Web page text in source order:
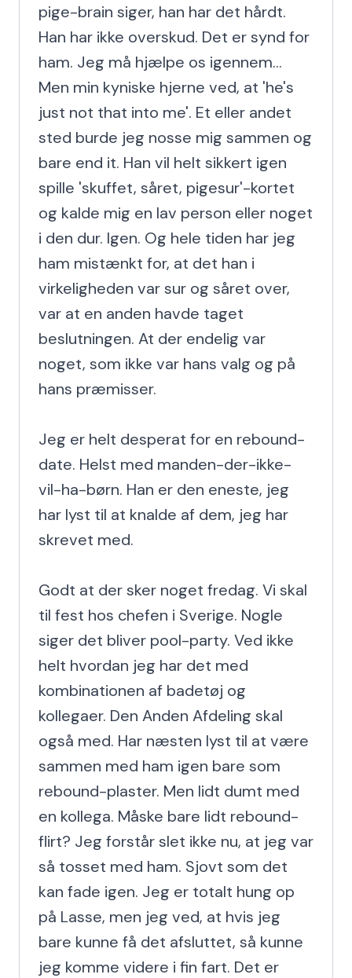
pige-brain siger, han har det hårdt.
Han har ikke overskud. Det er synd for
ham. Jeg må hjælpe os igennem...
Men min kyniske hjerne ved, at 'he's
just not that into me'. Et eller andet
sted burde jeg nosse mig sammen og
bare end it. Han vil helt sikkert igen
spille 'skuffet, såret, pigesur'-kortet
og kalde mig en lav person eller noget
i den dur. Igen. Og hele tiden har jeg
ham mistænkt for, at det han i
virkeligheden var sur og såret over,
var at en anden havde taget
beslutningen. At der endelig var
noget, som ikke var hans valg og på
hans præmisser.
Jeg er helt desperat for en rebound-
date. Helst med manden-der-ikke-
vil-ha-børn. Han er den eneste, jeg
har lyst til at knalde af dem, jeg har
skrevet med.
Godt at der sker noget fredag. Vi skal
til fest hos chefen i Sverige. Nogle
siger det bliver pool-party. Ved ikke
helt hvordan jeg har det med
kombinationen af badetøj og
kollegaer. Den Anden Afdeling skal
også med. Har næsten lyst til at være
sammen med ham igen bare som
rebound-plaster. Men lidt dumt med
en kollega. Måske bare lidt rebound-
flirt? Jeg forstår slet ikke nu, at jeg var
så tosset med ham. Sjovt som det
kan fade igen. Jeg er totalt hung op
på Lasse, men jeg ved, at hvis jeg
bare kunne få det afsluttet, så kunne
jeg komme videre i fin fart. Det er